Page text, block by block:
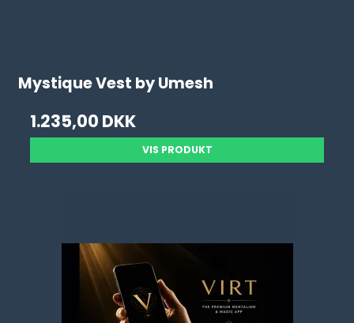
Mystique Vest by Umesh
1.235,00 DKK
VIS PRODUKT